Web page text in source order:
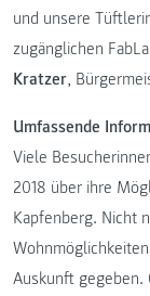
und unsere
zugänglichen
Kratzer,
Umfassende
Viele
2018 über ihre
Kapfenberg. Nicht
Auskunft gegeben.